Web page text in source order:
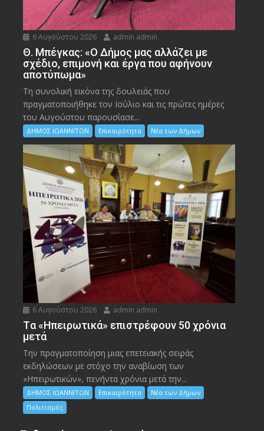
6 Αυγούστου 2026 admin admin
Θ. Μπέγκας: «Ο Δήμος μας αλλάζει με
σχέδιο, επιμονή και έργα που αφήνουν
αποτύπωμα»
Τη συνολική εικόνα της δουλειάς που
πραγματοποιήθηκε τον Ιούλιο και τις πρώτες ημέρες
του Αυγούστου παρουσίασε...
ΔΗΜΟΣ ΙΩΑΝΝΙΤΩΝ Επικαιρότητα Νέα των Δήμων
6 Αυγούστου 2026 admin admin
Tα «Ηπειρωτικά» επιστρέφουν 50 χρόνια
μετά
Την πραγματοποίηση μιας επετειακής σειράς
εκδηλώσεων με στόχο την αναβίωση των
«Ηπειρωτικών», πενήντα χρόνια μετά την...
ΔΗΜΟΣ ΙΩΑΝΝΙΤΩΝ Επικαιρότητα
Νέα των Δήμων
Πολιτισμός